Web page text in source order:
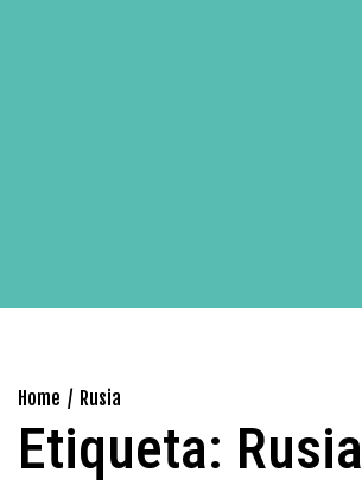
Home Rusia
Etiqueta: Rusia